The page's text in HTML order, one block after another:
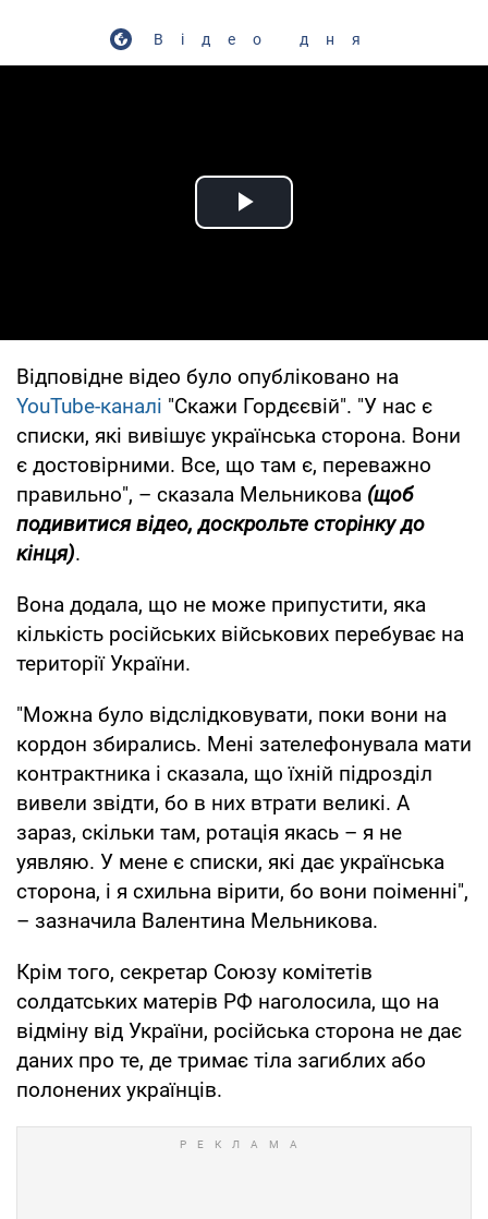
Відео дня
Play Video
Відповідне відео було опубліковано на
YouTube-каналі "Скажи Гордєєвій". "У нас є
списки, які вивішує українська сторона. Вони
є достовірними. Все, що там є, переважно
правильно", – сказала Мельникова (щоб
подивитися відео, доскрольте сторінку до
кінця).
Вона додала, що не може припустити, яка
кількість російських військових перебуває на
території України.
"Можна було відслідковувати, поки вони на
кордон збирались. Мені зателефонувала мати
контрактника і сказала, що їхній підрозділ
вивели звідти, бо в них втрати великі. А
зараз, скільки там, ротація якась – я не
уявляю. У мене є списки, які дає українська
сторона, і я схильна вірити, бо вони поіменні",
– зазначила Валентина Мельникова.
Крім того, секретар Союзу комітетів
солдатських матерів РФ наголосила, що на
відміну від України, російська сторона не дає
даних про те, де тримає тіла загиблих або
полонених українців.